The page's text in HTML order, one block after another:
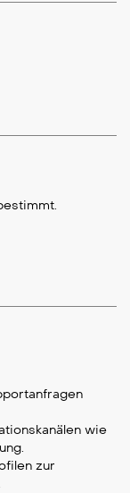
wie
zur